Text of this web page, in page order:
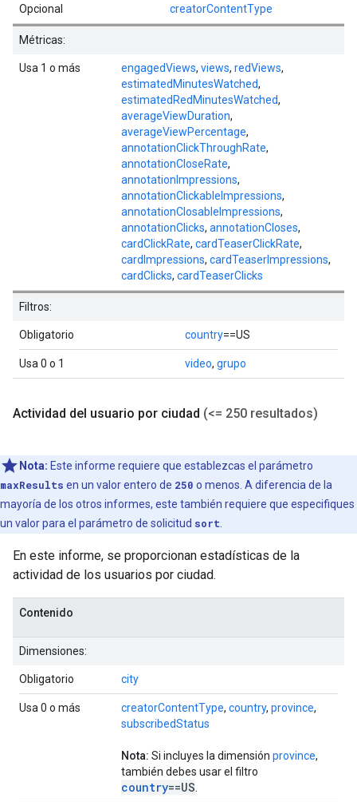
Opcional creatorContentType
Métricas:
Usa 1 o más engagedViews, views, redViews,
estimatedMinutesWatched,
estimatedRedMinutesWatched,
averageViewDuration,
averageViewPercentage,
annotationClickThroughRate,
annotationCloseRate,
annotationImpressions,
annotationClickableImpressions,
annotationClosableImpressions,
annotationClicks, annotationCloses,
cardClickRate, cardTeaserClickRate,
cardImpressions, cardTeaserImpressions,
cardClicks, cardTeaserClicks
Filtros:
Obligatorio country==US
Usa 0 o 1 video, grupo
Actividad del usuario por ciudad (<= 250 resultados)
Nota: Este informe requiere que establezcas el parámetro
maxResults en un valor entero de 250 o menos. A diferencia de la
mayoría de los otros informes, este también requiere que especifiques
un valor para el parámetro de solicitud sort
En este informe, se proporcionan estadísticas de la
actividad de los usuarios por ciudad.
Contenido
Dimensiones:
Obligatorio city
Usa 0 o más creatorContentType, country, province,
subscribedStatus
Nota: Si incluyes la dimensión province,
también debes usar el filtro
country==US